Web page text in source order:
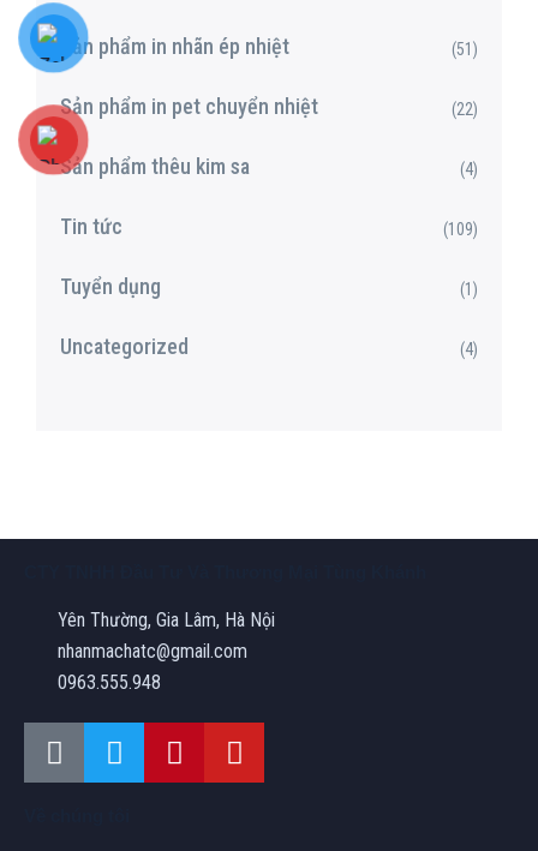
Sản phẩm in nhãn ép nhiệt (51)
Sản phẩm in pet chuyển nhiệt (22)
Sản phẩm thêu kim sa (4)
Tin tức (109)
Tuyển dụng (1)
Uncategorized (4)
Yên Thường, Gia Lâm, Hà Nội
nhanmachatc@gmail.com
0963.555.948